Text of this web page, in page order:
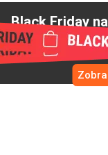
Black Friday
od Massimo Dutti